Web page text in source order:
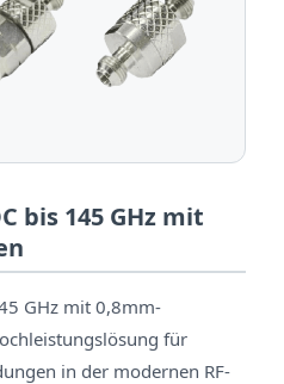
bis 145 GHz mit
GHz mit 0,8mm-
für
in der modernen RF-